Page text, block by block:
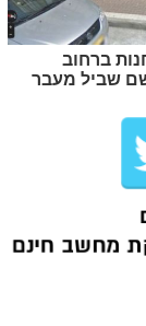
מחשב חינם
ברחוב
לשים בוייז בילו 43 , יש שם שביל מעבר